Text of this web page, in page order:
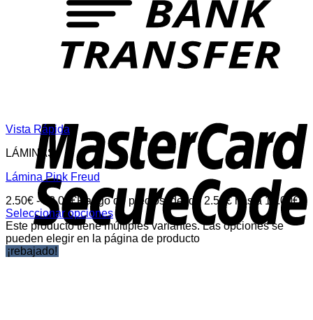
Vista Rápida
LÁMINAS
Lámina Pink Freud
2.50€ - 13.00 €Rango de precios: desde 2.50€ hasta 13.00€
Seleccionar opciones
Este producto tiene múltiples variantes. Las opciones se
pueden elegir en la página de producto
¡rebajado!